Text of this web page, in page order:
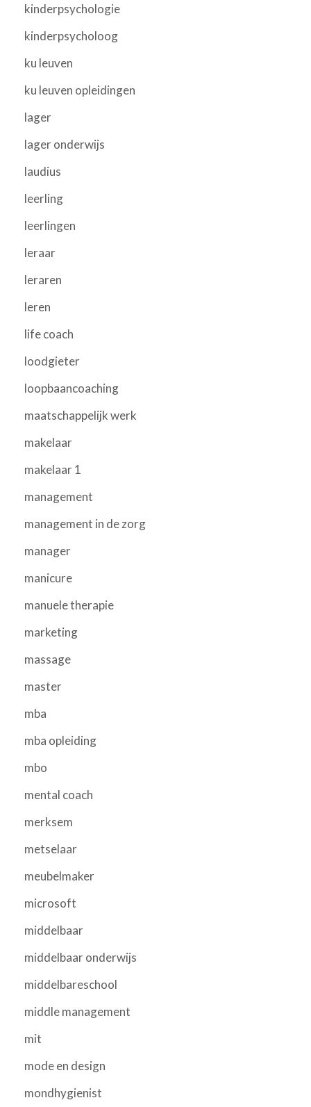
kinderpsychologie
kinderpsycholoog
ku leuven
ku leuven opleidingen
lager
lager onderwijs
laudius
leerling
leerlingen
leraar
leraren
leren
life coach
loodgieter
loopbaancoaching
maatschappelijk werk
makelaar
makelaar 1
management
management in de zorg
manager
manicure
manuele therapie
marketing
massage
master
mba
mba opleiding
mbo
mental coach
merksem
metselaar
meubelmaker
microsoft
middelbaar
middelbaar onderwijs
middelbareschool
middle management
mit
mode en design
mondhygienist